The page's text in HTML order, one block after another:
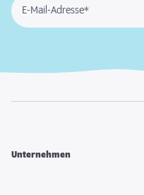
E-Mail-Adresse*
Unternehmen